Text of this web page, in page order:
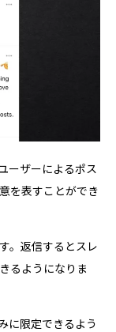
ーザーによるポス
を表すことができ
。返信するとスレ
るようになりま
に限定できるよう